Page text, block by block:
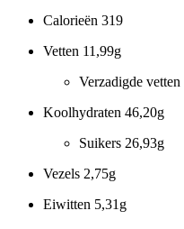
Calorieën 319
Vetten 11,99g
Verzadigde vetten
Koolhydraten 46,20g
Suikers 26,93g
Vezels 2,75g
Eiwitten 5,31g